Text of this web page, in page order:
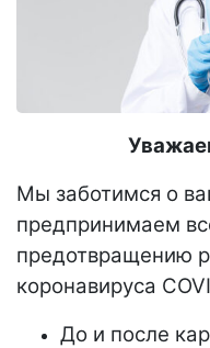
Мы заботимся о
предпринимаем
предотвращению
коронавируса
До и после